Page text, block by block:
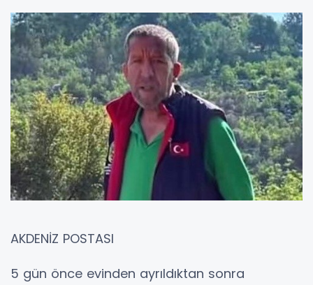
AKDENİZ POSTASI
5 gün önce evinden ayrıldıktan sonra